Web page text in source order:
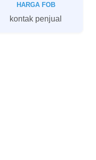
HARGA FOB
kontak penjual